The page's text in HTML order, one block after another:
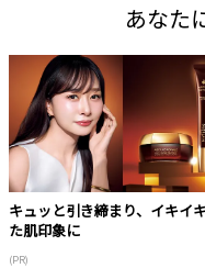
あなた
キュッと引き締まり、イキイ
た肌印象に
(PR)